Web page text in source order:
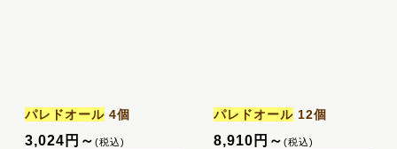
ご予算:
パレドオール 4個
3,024 円 ～(税込)
パレドオール12個
8,910 円 ～ (税込)